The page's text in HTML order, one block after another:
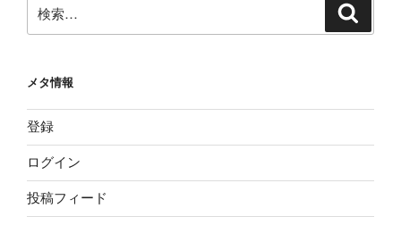
索:
メタ情報
登録
ログイン
投稿フィード